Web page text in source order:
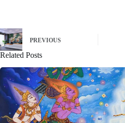
PREVIOUS
Related Posts